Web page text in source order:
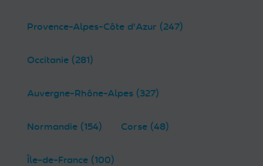
Provence-Alpes-Côte d'Azur (247)
Occitanie (281)
Auvergne-Rhône-Alpes (327)
Normandie (154) Corse (48)
Île-de-France (100)